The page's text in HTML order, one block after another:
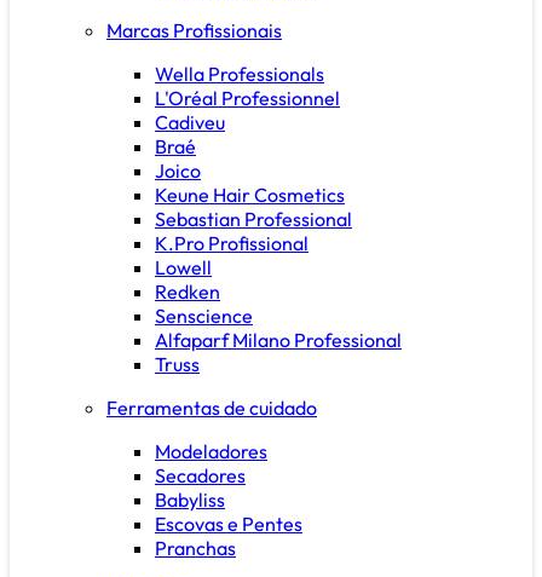
Marcas Profissionais
Wella Professionals
L'Oréal Professionnel
Cadiveu
Braé
Joico
Keune Hair Cosmetics
Sebastian Professional
K.Pro Profissional
Lowell
Redken
Senscience
Alfaparf Milano Professional
Truss
Ferramentas de cuidado
Modeladores
Secadores
Babyliss
Escovas e Pentes
Pranchas